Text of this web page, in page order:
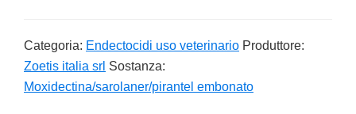
Categoria: Endectocidi uso veterinario Produttore:
Zoetis italia srl Sostanza:
Moxidectina/sarolaner/pirantel embonato